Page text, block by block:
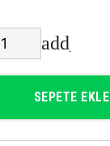
SEPETE EKLE